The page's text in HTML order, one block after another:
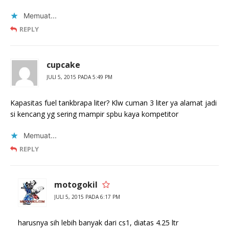
Memuat...
REPLY
cupcake
JULI 5, 2015 PADA 5:49 PM
Kapasitas fuel tankbrapa liter? Klw cuman 3 liter ya alamat jadi
si kencang yg sering mampir spbu kaya kompetitor
Memuat...
REPLY
motogokil
JULI 5, 2015 PADA 6:17 PM
harusnya sih lebih banyak dari cs1, diatas 4.25 ltr